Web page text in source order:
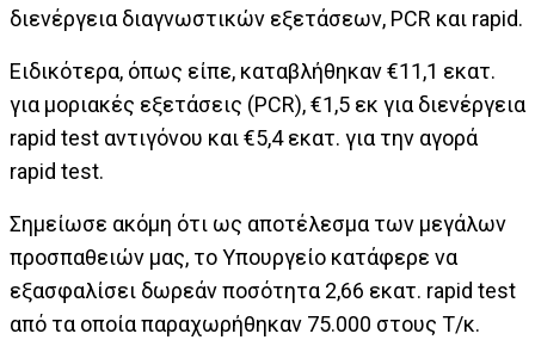
διενέργεια διαγνωστικών εξετάσεων, PCR και rapid.
Ειδικότερα, όπως είπε, καταβλήθηκαν €11,1 εκατ.
για μοριακές εξετάσεις (PCR), €1,5 εκ για διενέργεια
rapid test αντιγόνου και €5,4 εκατ. για την αγορά
rapid test.
Σημείωσε ακόμη ότι ως αποτέλεσμα των μεγάλων
προσπαθειών μας, το Υπουργείο κατάφερε να
εξασφαλίσει δωρεάν ποσότητα 2,66 εκατ. rapid test
από τα οποία παραχωρήθηκαν 75.000 στους Τ/κ.